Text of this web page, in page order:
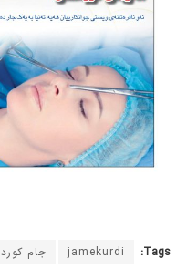
Tags:
jamekurdi جام